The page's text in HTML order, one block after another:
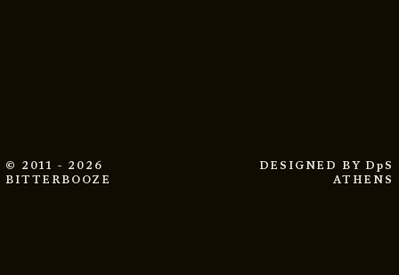
© 2011 - 2026
BITTERBOOZE
DESIGNED BY DpS
ATHENS